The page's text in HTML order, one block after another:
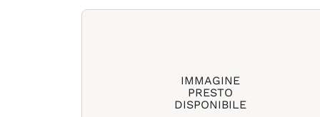
IMMAGINE
PRESTO
DISPONIBILE